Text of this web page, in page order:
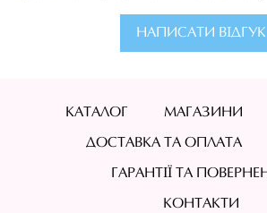
НАПИСАТИ ВІДГУК
КАТАЛОГ МАГАЗИНИ
ДОСТАВКА ТА ОПЛАТА
ГАРАНТІЇ ТА
КОНТАКТИ